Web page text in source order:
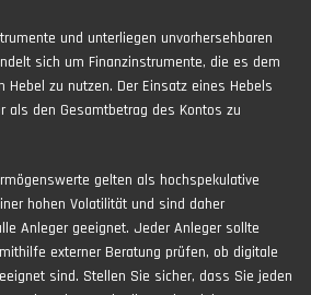
und unterliegen unvorhersehbaren
sich um Finanzinstrumente, die es dem
Hebel zu nutzen. Der Einsatz eines Hebels
als den Gesamtbetrag des Kontos zu
gelten als hochspekulative
hohen Volatilität und sind daher
Anleger geeignet. Jeder Anleger sollte
externer Beratung prüfen, ob digitale
sind. Stellen Sie sicher, dass Sie jeden